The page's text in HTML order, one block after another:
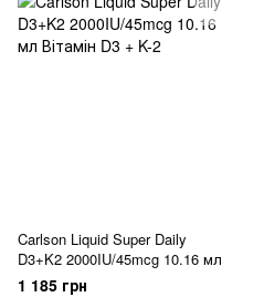
Carlson Liquid Super Daily
D3+K2 2000IU/45mcg 10.16 мл
1 185 грн